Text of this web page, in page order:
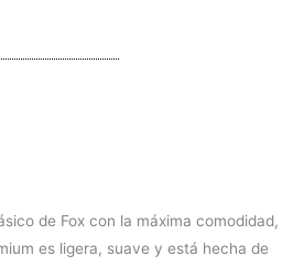
de Fox con la máxima comodidad,
es ligera, suave y está hecha de